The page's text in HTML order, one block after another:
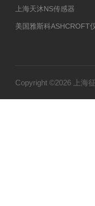
上海天沐NS传感器
美国雅斯科ASHCROFT
国产产品
Copyright ©2026 上海